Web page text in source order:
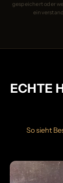
gespeichert oder
ECHTE
So sieht